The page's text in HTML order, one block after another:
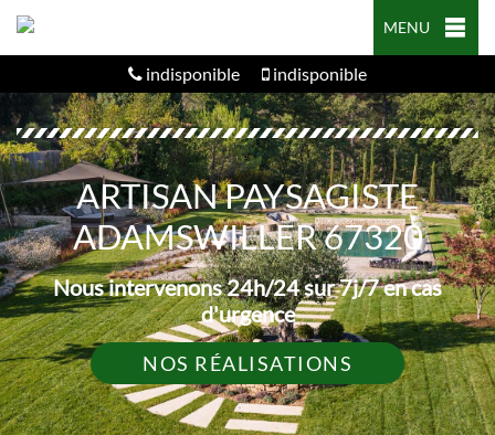
MENU
indisponible indisponible
ARTISAN PAYSAGISTE
ADAMSWILLER 67320
Nous intervenons 24h/24 sur 7j/7 en cas
d'urgence
NOS RÉALISATIONS